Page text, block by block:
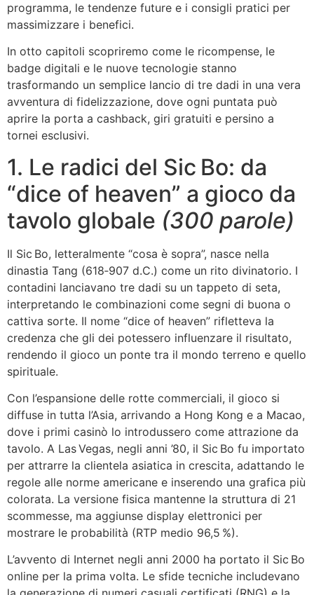
programma, le tendenze future e i consigli pratici per
massimizzare i benefici.
In otto capitoli scopriremo come le ricompense, le
badge digitali e le nuove tecnologie stanno
trasformando un semplice lancio di tre dadi in una vera
avventura di fidelizzazione, dove ogni puntata può
aprire la porta a cashback, giri gratuiti e persino a
tornei esclusivi.
1. Le radici del Sic Bo: da
“dice of heaven” a gioco da
tavolo globale (300 parole)
Il Sic Bo, letteralmente “cosa è sopra”, nasce nella
dinastia Tang (618‑907 d.C.) come un rito divinatorio. I
contadini lanciavano tre dadi su un tappeto di seta,
interpretando le combinazioni come segni di buona o
cattiva sorte. Il nome “dice of heaven” rifletteva la
credenza che gli dei potessero influenzare il risultato,
rendendo il gioco un ponte tra il mondo terreno e quello
spirituale.
Con l’espansione delle rotte commerciali, il gioco si
diffuse in tutta l’Asia, arrivando a Hong Kong e a Macao,
dove i primi casinò lo introdussero come attrazione da
tavolo. A Las Vegas, negli anni ’80, il Sic Bo fu importato
per attrarre la clientela asiatica in crescita, adattando le
regole alle norme americane e inserendo una grafica più
colorata. La versione fisica mantenne la struttura di 21
scommesse, ma aggiunse display elettronici per
mostrare le probabilità (RTP medio 96,5 %).
L’avvento di Internet negli anni 2000 ha portato il Sic Bo
online per la prima volta. Le sfide tecniche includevano